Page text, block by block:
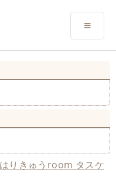
はりきゅうroom タスケ